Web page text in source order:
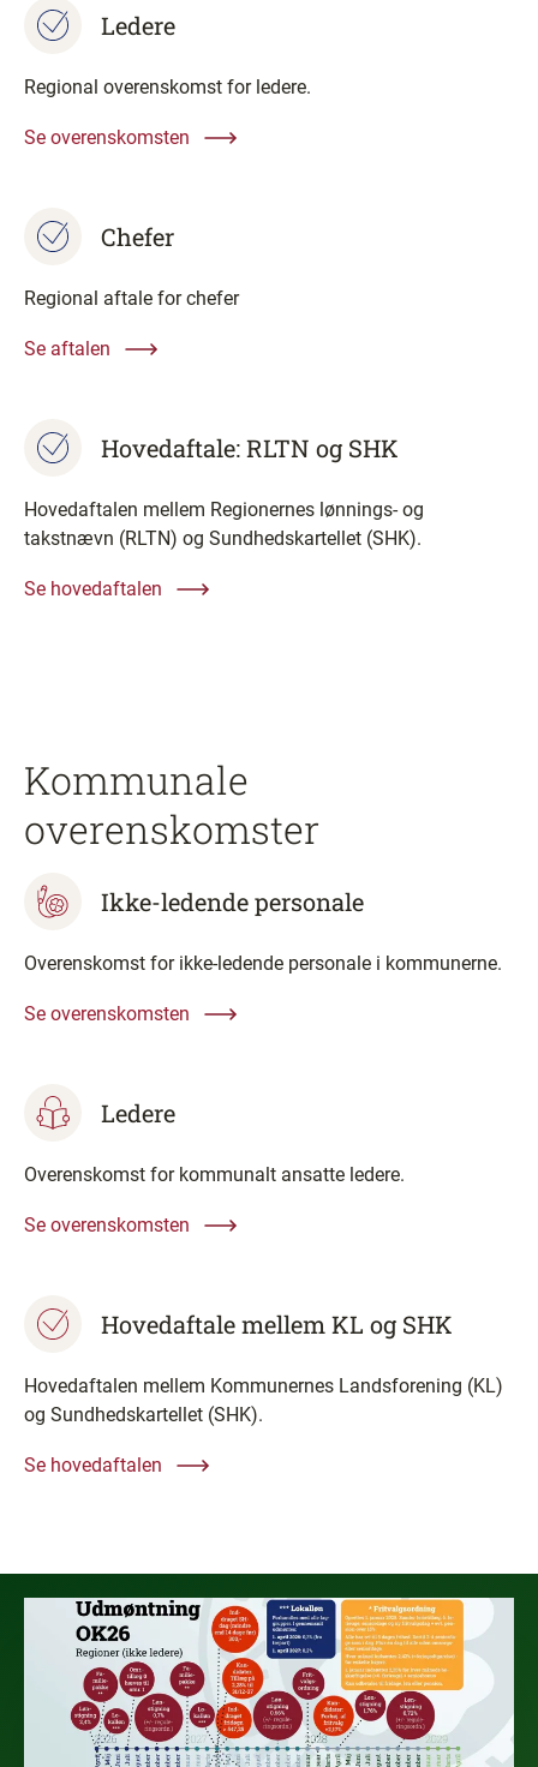
Ledere
Regional overenskomst for ledere.
Se overenskomsten
Chefer
Regional aftale for chefer
Se aftalen
Hovedaftale: RLTN og SHK
Hovedaftalen mellem Regionernes lønnings- og
takstnævn (RLTN) og Sundhedskartellet (SHK).
Se hovedaftalen
Kommunale
overenskomster
Ikke-ledende personale
Overenskomst for ikke-ledende personale i kommunerne.
Se overenskomsten
Ledere
Overenskomst for kommunalt ansatte ledere.
Se overenskomsten
Hovedaftale mellem KL og SHK
Hovedaftalen mellem Kommunernes Landsforening (KL)
og Sundhedskartellet (SHK).
Se hovedaftalen